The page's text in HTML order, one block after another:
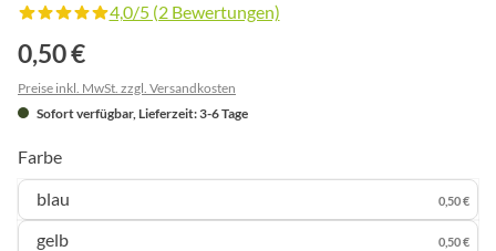
4,0/5 (2 Bewertungen)
0,50 €
Preise inkl. MwSt. zzgl. Versandkosten
Sofort verfügbar, Lieferzeit: 3-6 Tage
Farbe
blau
0,50 €
gelb 0,50 €